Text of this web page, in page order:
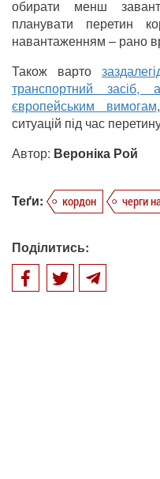
обирати менш
планувати перетин
навантаженням – рано
Також варто
транспортний засіб,
європейським вимогам
ситуацій під час
Автор: Вероніка Рой
Теґи: кордон черги
Поділитись: